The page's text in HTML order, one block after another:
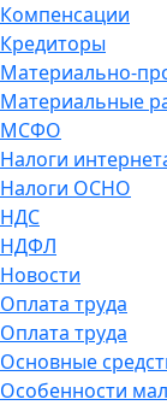
Компенсации
Кредиторы
Материально-
Материальные
МСФО
Налоги
Налоги ОСНО
НДС
НДФЛ
Новости
Оплата труда
Оплата труда
Основные
Особенности